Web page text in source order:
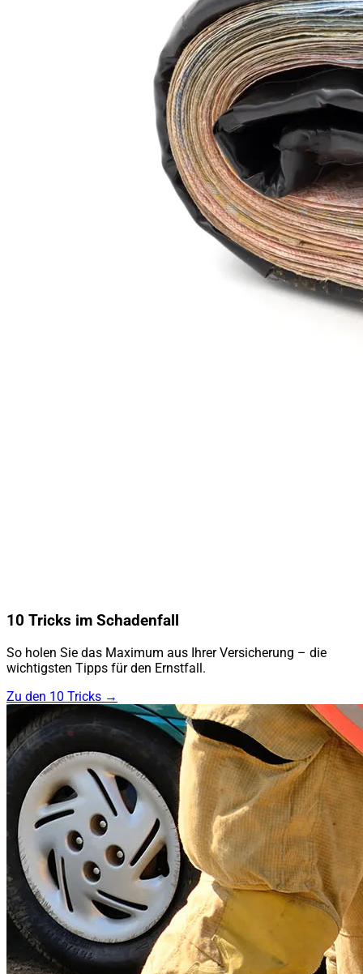
10 Tricks im Schadenfall
So holen Sie das Maximum aus Ihrer Versicherung – die
wichtigsten Tipps für den Ernstfall.
Zu den 10 Tricks →